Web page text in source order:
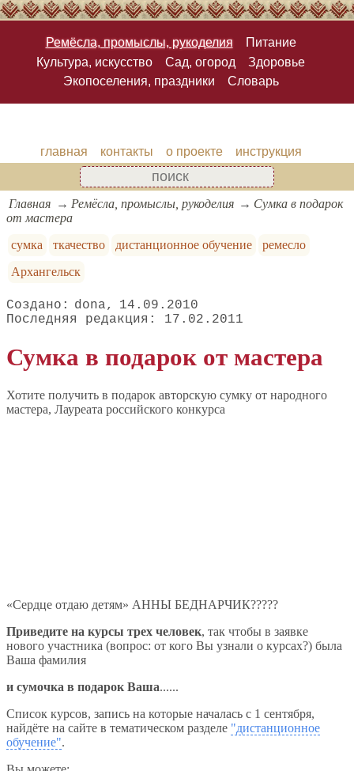
Ремёсла, промыслы, рукоделия
Питание
Культура, искусство
Сад, огород
Здоровье
Экопоселения, праздники
Словарь
главная контакты о проекте инструкция
Главная Ремёсла, промыслы, рукоделия
Сумка в подарок
от мастера
сумка
ткачество дистанционное обучение
ремесло
Архангельск
dona
14.09.2010
17.02.2011
Сумка в подарок от мастера
Хотите получить в подарок авторскую сумку от народного
мастера, Лауреата российского конкурса
«Сердце отдаю детям» АННЫ БЕДНАРЧИК?????
Приведите на курсы трех человек, так чтобы в заявке
нового участника (вопрос: от кого Вы узнали о курсах?) была
Ваша фамилия
и сумочка в подарок Ваша......
Список курсов, запись на которые началась с 1 сентября,
найдёте на сайте в тематическом разделе "дистанционное
обучение".